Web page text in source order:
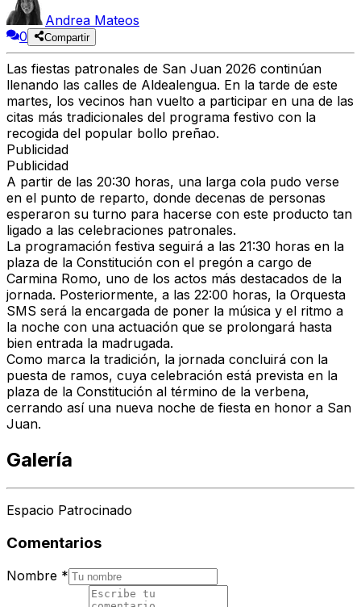
Andrea Mateos
0
Compartir
Las fiestas patronales de San Juan 2026 continúan
llenando las calles de Aldealengua. En la tarde de este
martes, los vecinos han vuelto a participar en una de las
citas más tradicionales del programa festivo con la
recogida del popular bollo preñao.
Publicidad
Publicidad
A partir de las 20:30 horas, una larga cola pudo verse
en el punto de reparto, donde decenas de personas
esperaron su turno para hacerse con este producto tan
ligado a las celebraciones patronales.
La programación festiva seguirá a las 21:30 horas en la
plaza de la Constitución con el pregón a cargo de
Carmina Romo, uno de los actos más destacados de la
jornada. Posteriormente, a las 22:00 horas, la Orquesta
SMS será la encargada de poner la música y el ritmo a
la noche con una actuación que se prolongará hasta
bien entrada la madrugada.
Como marca la tradición, la jornada concluirá con la
puesta de ramos, cuya celebración está prevista en la
plaza de la Constitución al término de la verbena,
cerrando así una nueva noche de fiesta en honor a San
Juan.
Galería
Espacio Patrocinado
Comentarios
Nombre *